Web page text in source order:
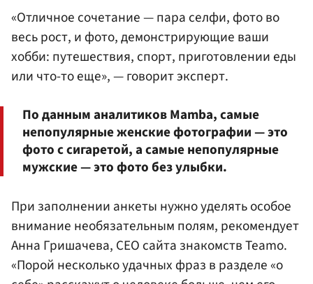
«Отличное сочетание — пара селфи, фото во
весь рост, и фото, демонстрирующие ваши
хобби: путешествия, спорт, приготовлении еды
или что-то еще», — говорит эксперт.
По данным аналитиков Mamba, самые
непопулярные женские фотографии — это
фото с сигаретой, а самые непопулярные
мужские — это фото без улыбки.
При заполнении анкеты нужно уделять особое
внимание необязательным полям, рекомендует
Анна Гришачева, СЕО сайта знакомств Teamo.
«Порой несколько удачных фраз в разделе «о